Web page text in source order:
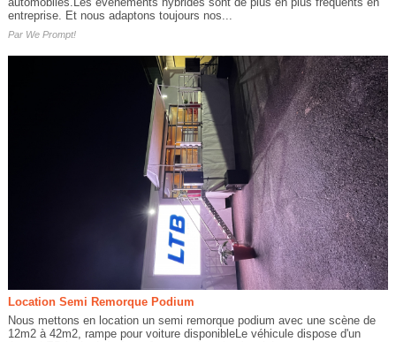
entreprise. Et nous adaptons toujours nos...
Par We Prompt!
Location Semi Remorque Podium
Nous mettons en location un semi remorque podium avec une scène de
12m2 à 42m2, rampe pour voiture disponibleLe véhicule dispose d'un